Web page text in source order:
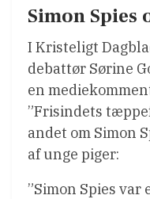
Simon
I Kristeligt
debattør Sørine
en
”Frisindets
andet om Simon
af unge piger:
”Simon Spies